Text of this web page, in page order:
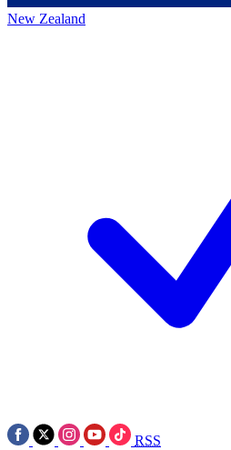
New Zealand
RSS